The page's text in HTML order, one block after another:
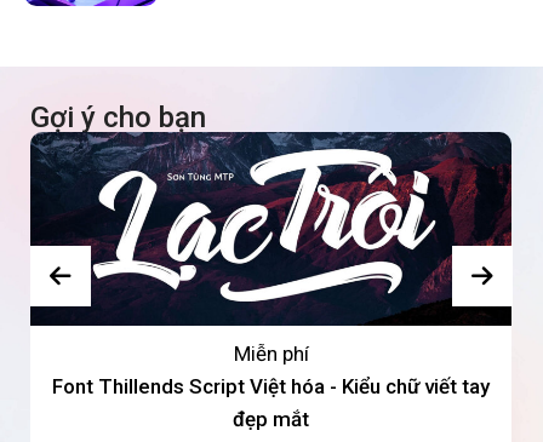
Gợi ý cho bạn
Miễn phí
Font Thillends Script Việt hóa - Kiểu chữ viết tay
đẹp mắt